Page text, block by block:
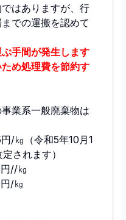
はありますが、行
での運搬を認めて
手間が発生します
め処理費を節約す
業系一般廃棄物は
/㎏（令和5年10月1
されます）
//㎏
/㎏